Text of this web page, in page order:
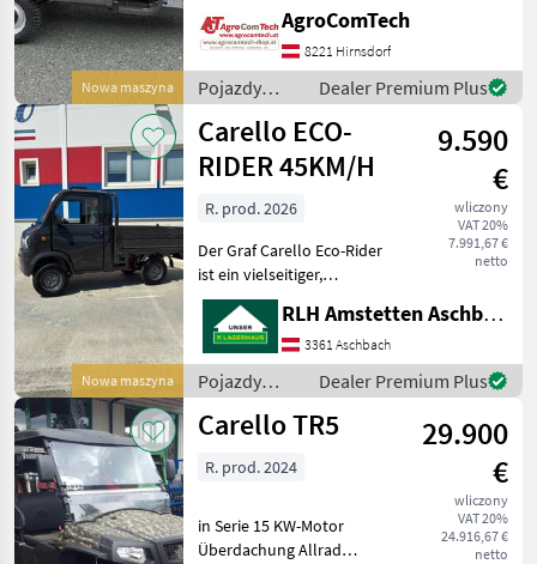
WYBIERZ
KATEGORIĘ
samochody osobowe / ciężarowe / motorowery
11
technika rolnicza
8
MARKETPLACE
Marketplace
Oferty
dealerów
Ogłoszenia
drobne
Nowa maszyna
silnikowe rolnicze Inne
pojazdy silnikowe rolnicze
AgroComTech
8221 Hirnsdorf
Pojazdy
silnikowe
rolnicze /
Carello
Dealer Premium Plus
Nowa maszyna
Carello ECO-
RIDER 45KM/H
9.590
€
wliczony
VAT 20%
7.991,67 €
netto
R. prod. 2026
Der Graf Carello Eco-Rider
ist ein vielseitiger,
geschlossener E-
Transporter, der sich ideal
für den Betrieb auf
Betriebsgeländen, in
Städten und in der
Landwirtscha
RLH Amstetten Aschbach
3361 Aschbach
Pojazdy
silnikowe
rolnicze /
Dealer Premium Plus
Carello TR5
29.900
€
wliczony
VAT 20%
24.916,67 €
netto
R. prod. 2024
in Serie 15 KW-Motor
Überdachung Allrad